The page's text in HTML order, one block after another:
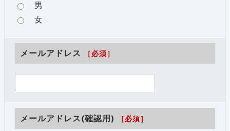
男
女
メールアドレス ［必須］
メールアドレス(確認用) ［必須］